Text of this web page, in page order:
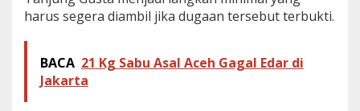
harus segera diambil jika dugaan tersebut terbukti.
BACA 21 Kg Sabu Asal Aceh Gagal Edar di
Jakarta